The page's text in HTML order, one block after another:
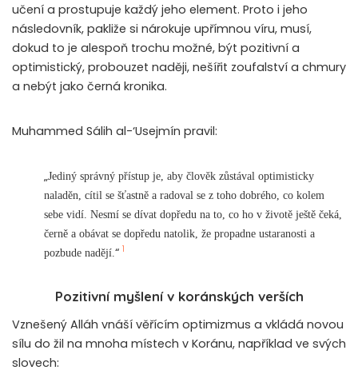
učení a prostupuje každý jeho element. Proto i jeho
následovník, pakliže si nárokuje upřímnou víru, musí,
dokud to je alespoň trochu možné, být pozitivní a
optimistický, probouzet naději, nešířit zoufalství a chmury
a nebýt jako černá kronika.
Muhammed Sálih al-‘Usejmín pravil:
„Jediný správný přístup je, aby člověk zůstával optimisticky
naladěn, cítil se šťastně a radoval se z toho dobrého, co kolem
sebe vidí. Nesmí se dívat dopředu na to, co ho v životě ještě čeká,
černě a obávat se dopředu natolik, že propadne ustaranosti a
pozbude nadějí. “ 1
Pozitivní myšlení v koránských verších
Vznešený Alláh vnáší věřícím optimizmus a vkládá novou
sílu do žil na mnoha místech v Koránu, například ve svých
slovech: